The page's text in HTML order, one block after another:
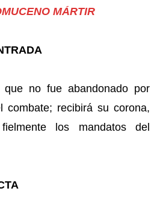
MÁRTIR
no fue abandonado por
combate; recibirá su corona,
los mandatos del